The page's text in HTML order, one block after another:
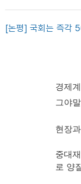
[논평] 국회는 즉각
경제
그야
현장
중대
로 양